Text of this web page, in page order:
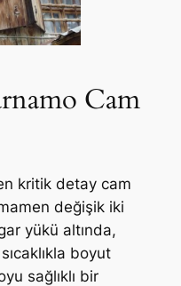
Cam
kritik detay cam
değişik iki
yükü altında,
boyut
sağlıklı bir